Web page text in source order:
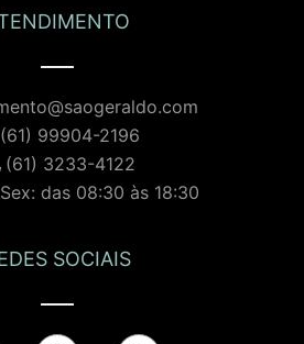
(61) 99904-2196
(61) 3233-4122
das 08:30 às 18:30
SOCIAIS